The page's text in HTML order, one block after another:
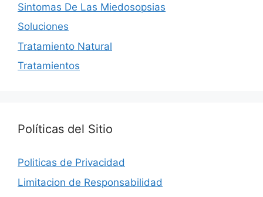
Sintomas De Las Miedosopsias
Soluciones
Tratamiento Natural
Tratamientos
Políticas del Sitio
Politicas de Privacidad
Limitacion de Responsabilidad